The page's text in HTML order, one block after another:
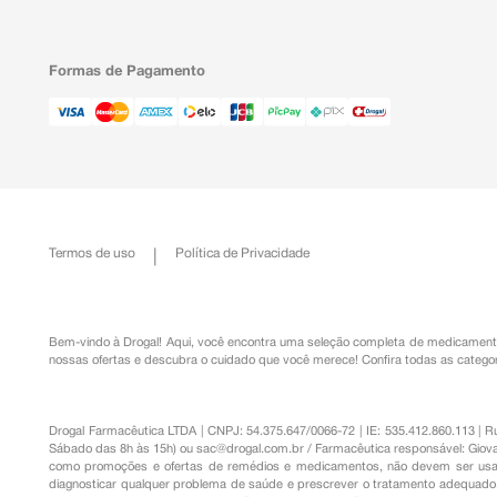
Formas de Pagamento
Termos de uso Política de Privacidade
Bem-vindo à Drogal! Aqui, você encontra uma seleção completa de
nossas ofertas e descubra o cuidado que você merece! Confira todas as
Drogal Farmacêutica LTDA | CNPJ: 54.375.647/0066-72 | IE: 535.412.860.113
Sábado das 8h às 15h) ousac@drogal.com.br / Farmacêutica responsável:
como promoções e ofertas de remédios e medicamentos, não devem ser
diagnosticar qualquer problema de saúde e prescrever o tratamento